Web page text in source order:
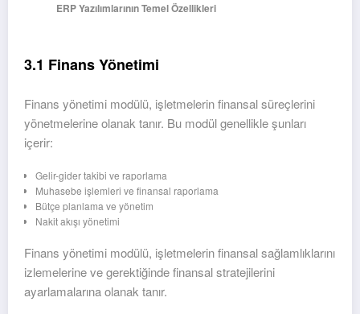
ERP Yazılımlarının Temel Özellikleri
3.1 Finans Yönetimi
Finans yönetimi modülü, işletmelerin finansal süreçlerini
yönetmelerine olanak tanır. Bu modül genellikle şunları
içerir:
Gelir-gider takibi ve raporlama
Muhasebe işlemleri ve finansal raporlama
Bütçe planlama ve yönetim
Nakit akışı yönetimi
Finans yönetimi modülü, işletmelerin finansal sağlamlıklarını
izlemelerine ve gerektiğinde finansal stratejilerini
ayarlamalarına olanak tanır.